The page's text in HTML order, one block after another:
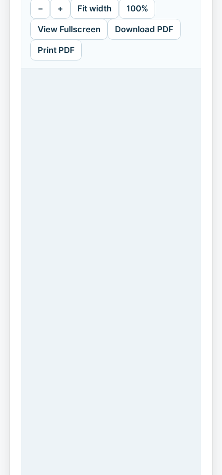
− + Fit width 100%
View Fullscreen Download PDF
Print PDF